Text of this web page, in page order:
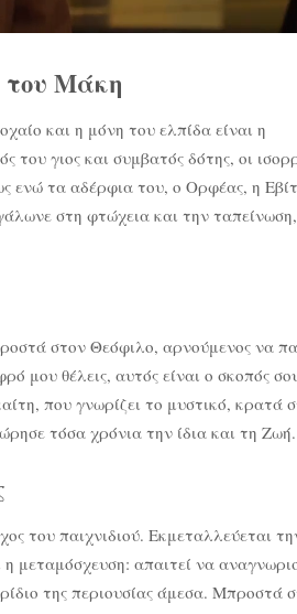
του Μάκη
και η μόνη του ελπίδα είναι η
γιος και συμβατός δότης, οι
ενώ τα αδέρφια του, ο Ορφέας, η
στη φτώχεια και την ταπείνωση,
στον Θεόφιλο, αρνούμενος να
μου θέλεις, αυτός είναι ο σκοπός
που γνωρίζει το μυστικό, κρατά
τόσα χρόνια την ίδια και τη Ζωή.
του παιχνιδιού. Εκμεταλλεύεται
μεταμόσχευση: απαιτεί να
της περιουσίας άμεσα. Μπροστά